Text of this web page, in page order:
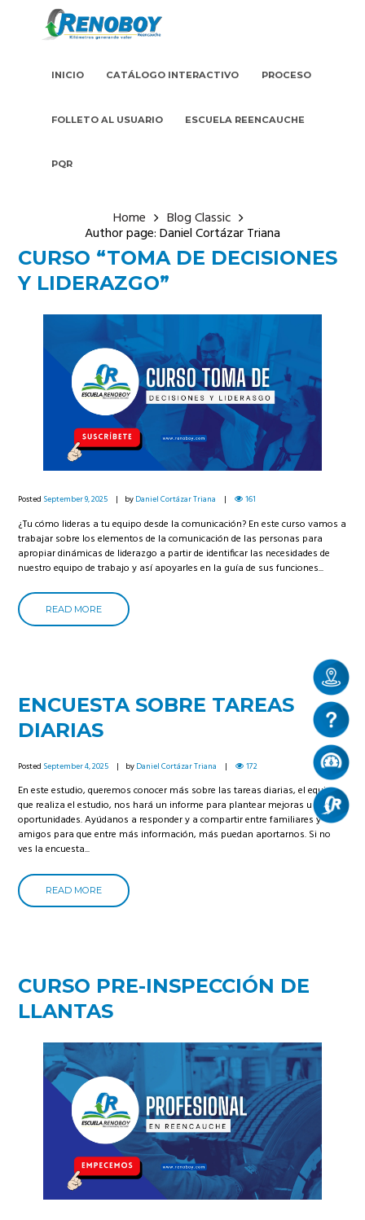
INICIO CATÁLOGO INTERACTIVO PROCESO
FOLLETO AL USUARIO ESCUELA REENCAUCHE
PQR
Home Blog Classic
Author page: Daniel Cortázar Triana
CURSO “TOMA DE DECISIONES
Y LIDERAZGO”
Posted September 9, 2025 byDaniel Cortázar Triana 161
¿Tu cómo lideras a tu equipo desde la comunicación? En este curso vamos a
trabajar sobre los elementos de la comunicación de las personas para
apropiar dinámicas de liderazgo a partir de identificar las necesidades de
nuestro equipo de trabajo y así apoyarles en la guía de sus funciones...
READ MORE
ENCUESTA SOBRE TAREAS
DIARIAS
Posted September 4, 2025 byDaniel Cortázar Triana 172
En este estudio, queremos conocer más sobre las tareas diarias, el equipo
que realiza el estudio, nos hará un informe para plantear mejoras u
oportunidades. Ayúdanos a responder y a compartir entre familiares y
amigos para que entre más información, más puedan aportarnos. Si no
ves la encuesta...
READ MORE
CURSO PRE-INSPECCIÓN DE
LLANTAS